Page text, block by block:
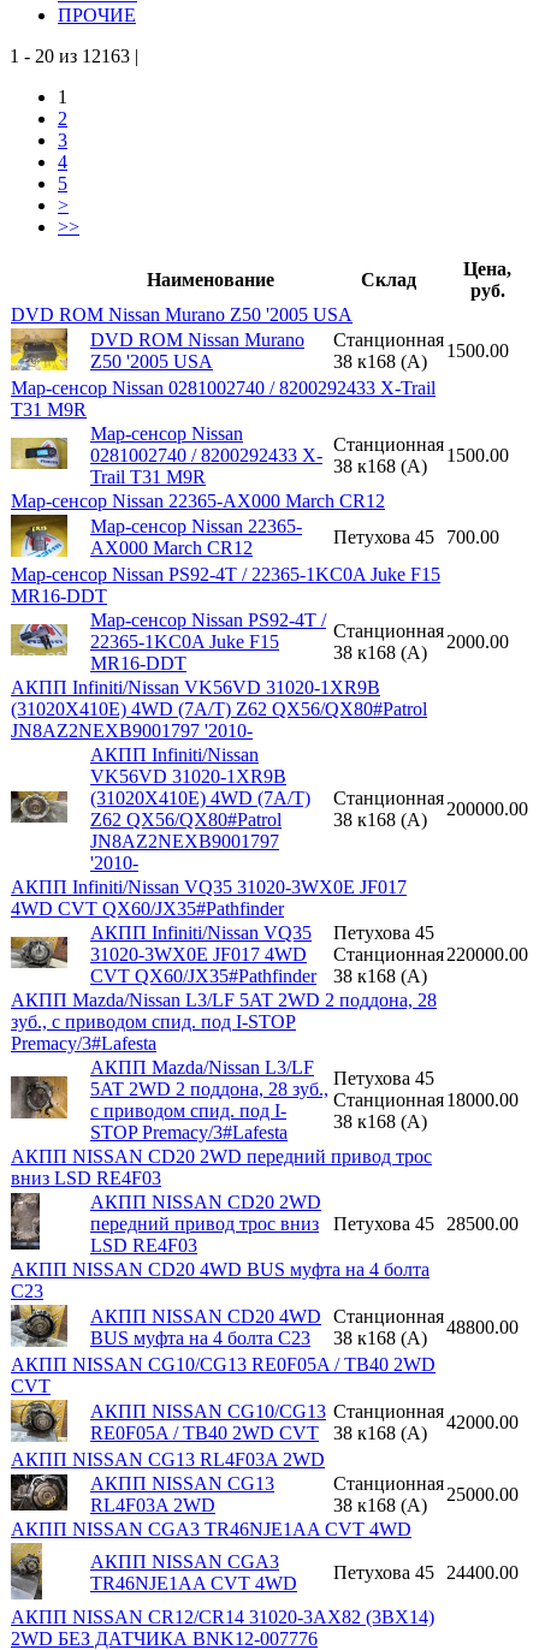
ПРОЧИЕ
1 - 20 из 12163 |
1
2
3
4
5
>
>>
Наименование Склад
Цена,
руб.
DVD ROM Nissan Murano Z50 '2005 USA
DVD ROM Nissan Murano
Z50 '2005 USA
Станционная
38 к168 (A)
1500.00
Map-сенсор Nissan 0281002740 / 8200292433 X-Trail
T31 M9R
Map-сенсор Nissan
0281002740 / 8200292433 X-
Trail T31 M9R
Станционная
38 к168 (A)
1500.00
Map-сенсор Nissan 22365-AX000 March CR12
Map-сенсор Nissan 22365-
AX000 March CR12
Петухова 45
700.00
Map-сенсор Nissan PS92-4T / 22365-1KC0A Juke F15
MR16-DDT
Map-сенсор Nissan PS92-4T /
22365-1KC0A Juke F15
MR16-DDT
Станционная
38 к168 (A)
2000.00
АКПП Infiniti/Nissan VK56VD 31020-1XR9B
(31020X410E) 4WD (7A/T) Z62 QX56/QX80#Patrol
JN8AZ2NEXB9001797 '2010-
АКПП Infiniti/Nissan
VK56VD 31020-1XR9B
(31020X410E) 4WD (7A/T)
Z62 QX56/QX80#Patrol
JN8AZ2NEXB9001797
'2010-
Станционная
38 к168 (A)
200000.00
АКПП Infiniti/Nissan VQ35 31020-3WX0E JF017
4WD CVT QX60/JX35#Pathfinder
АКПП Infiniti/Nissan VQ35
31020-3WX0E JF017 4WD
CVT QX60/JX35#Pathfinder
Петухова 45
Станционная
38 к168 (A)
220000.00
АКПП Mazda/Nissan L3/LF 5AT 2WD 2 поддона, 28
зуб., с приводом спид. под I-STOP
Premacy/3#Lafesta
АКПП Mazda/Nissan L3/LF
5AT 2WD 2 поддона, 28 зуб.,
с приводом спид. под I-
STOP Premacy/3#Lafesta
Петухова 45
Станционная
38 к168 (A)
18000.00
АКПП NISSAN CD20 2WD передний привод трос
вниз LSD RE4F03
АКПП NISSAN CD20 2WD
передний привод трос вниз
LSD RE4F03
Петухова 45 28500.00
АКПП NISSAN CD20 4WD BUS муфта на 4 болта
C23
АКПП NISSAN CD20 4WD
BUS муфта на 4 болта C23
Станционная
38 к168 (A)
48800.00
АКПП NISSAN CG10/CG13 RE0F05A / TB40 2WD
CVT
АКПП NISSAN CG10/CG13
RE0F05A / TB40 2WD CVT
Станционная
38 к168 (A)
42000.00
АКПП NISSAN CG13 RL4F03A 2WD
АКПП NISSAN CG13
RL4F03A 2WD
Станционная
38 к168 (A)
25000.00
АКПП NISSAN CGA3 TR46NJE1AA CVT 4WD
АКПП NISSAN CGA3
TR46NJE1AA CVT 4WD
Петухова 45 24400.00
АКПП NISSAN CR12/CR14 31020-3AX82 (3BX14)
2WD БЕЗ ДАТЧИКА BNK12-007776